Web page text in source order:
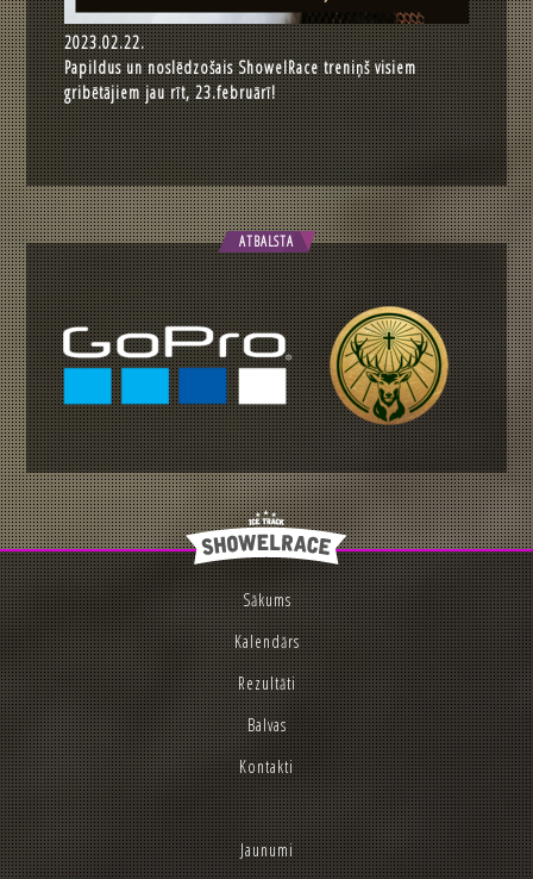
2023.02.22.
Papildus un noslēdzošais ShowelRace treniņš visiem
gribētājiem jau rīt, 23.februārī!
ATBALSTA
Sākums
Kalendārs
Rezultāti
Balvas
Kontakti
Jaunumi